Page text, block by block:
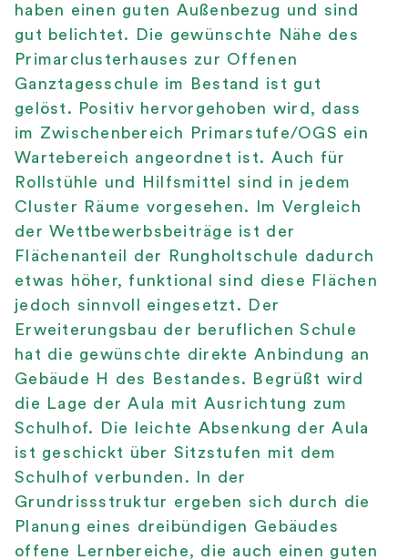
haben einen guten Außenbezug und sind
gut belichtet. Die gewünschte Nähe des
Primarclusterhauses zur Offenen
Ganztagesschule im Bestand ist gut
gelöst. Positiv hervorgehoben wird, dass
im Zwischenbereich Primarstufe/OGS ein
Wartebereich angeordnet ist. Auch für
Rollstühle und Hilfsmittel sind in jedem
Cluster Räume vorgesehen. Im Vergleich
der Wettbewerbsbeiträge ist der
Flächenanteil der Rungholtschule dadurch
etwas höher, funktional sind diese Flächen
jedoch sinnvoll eingesetzt. Der
Erweiterungsbau der beruflichen Schule
hat die gewünschte direkte Anbindung an
Gebäude H des Bestandes. Begrüßt wird
die Lage der Aula mit Ausrichtung zum
Schulhof. Die leichte Absenkung der Aula
ist geschickt über Sitzstufen mit dem
Schulhof verbunden. In der
Grundrissstruktur ergeben sich durch die
Planung eines dreibündigen Gebäudes
offene Lernbereiche, die auch einen guten